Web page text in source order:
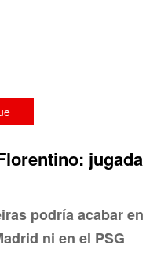
jugada
podría acabar en
ni en el PSG